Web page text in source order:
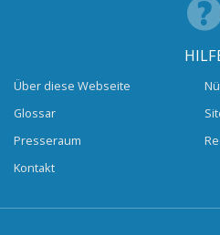
Über diese Webseite
Glossar
Presseraum
Kontakt